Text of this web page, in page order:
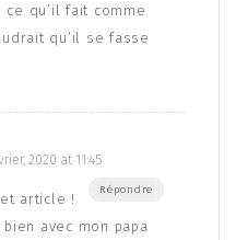
ce qu’il fait comme
qu’il se fasse
2020 at 11:45
Répondre
article !
avec mon papa